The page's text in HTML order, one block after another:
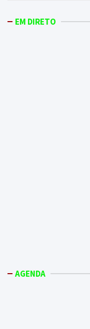
EM DIRETO
AGENDA